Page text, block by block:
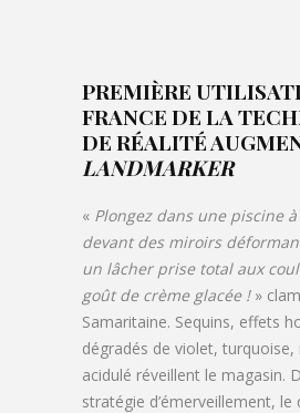
PREMIÈRE
FRANCE DE LA
DE RÉALITÉ
LANDMARKER
« Plongez dans une piscine
devant des miroirs
un lâcher prise total aux
goût de crème glacée ! »
Samaritaine. Sequins, effets
dégradés de violet,
acidulé réveillent le magasin.
stratégie d’émerveillement,